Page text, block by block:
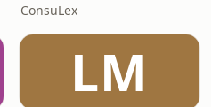
ConsuLex
LM